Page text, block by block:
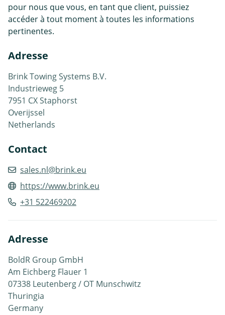
pour nous que vous, en tant que client, puissiez
accéder à tout moment à toutes les informations
pertinentes.
Adresse
Brink Towing Systems B.V.
Industrieweg 5
7951 CX Staphorst
Overijssel
Netherlands
Contact
sales.nl@brink.eu
https://www.brink.eu
+31 522469202
Adresse
BoldR Group GmbH
Am Eichberg Flauer 1
07338 Leutenberg / OT Munschwitz
Thuringia
Germany